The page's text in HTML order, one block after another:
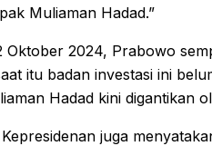
Muliaman Hadad.”
Oktober 2024, Prabowo
itu badan investasi ini
Hadad kini digantikan
juga